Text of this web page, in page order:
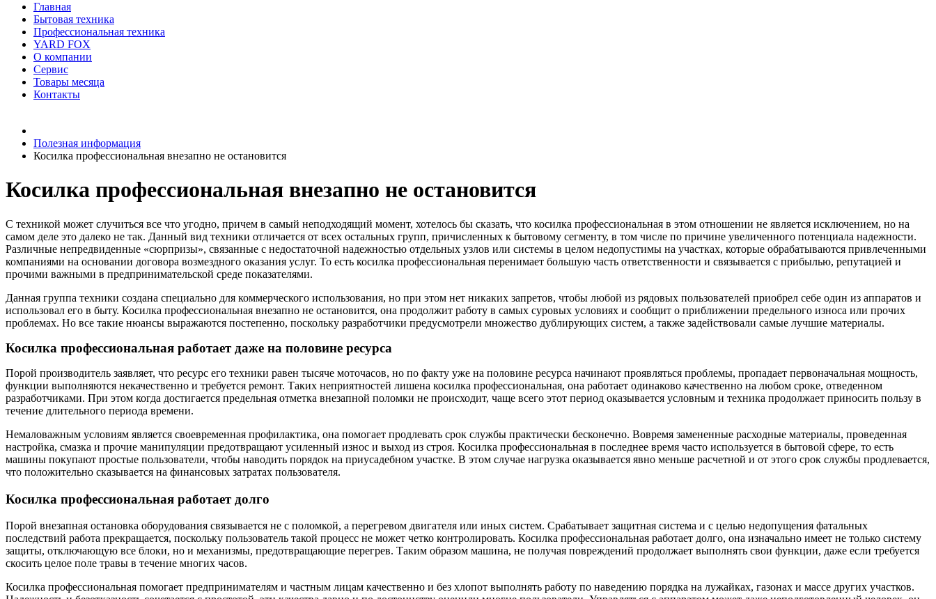
Главная
Бытовая техника
Профессиональная техника
YARD FOX
О компании
Сервис
Товары месяца
Контакты
Полезная информация
Косилка профессиональная внезапно не остановится
Косилка профессиональная внезапно не остановится
С техникой может случиться все что угодно, причем в самый неподходящий момент, хотелось бы сказать, что косилка профессиональная в этом отношении не является исключением, но на
самом деле это далеко не так. Данный вид техники отличается от всех остальных групп, причисленных к бытовому сегменту, в том числе по причине увеличенного потенциала надежности.
Различные непредвиденные «сюрпризы», связанные с недостаточной надежностью отдельных узлов или системы в целом недопустимы на участках, которые обрабатываются привлеченными
компаниями на основании договора возмездного оказания услуг. То есть косилка профессиональная перенимает большую часть ответственности и связывается с прибылью, репутацией и
прочими важными в предпринимательской среде показателями.
Данная группа техники создана специально для коммерческого использования, но при этом нет никаких запретов, чтобы любой из рядовых пользователей приобрел себе один из аппаратов и
использовал его в быту. Косилка профессиональная внезапно не остановится, она продолжит работу в самых суровых условиях и сообщит о приближении предельного износа или прочих
проблемах. Но все такие нюансы выражаются постепенно, поскольку разработчики предусмотрели множество дублирующих систем, а также задействовали самые лучшие материалы.
Косилка профессиональная работает даже на половине ресурса
Порой производитель заявляет, что ресурс его техники равен тысяче моточасов, но по факту уже на половине ресурса начинают проявляться проблемы, пропадает первоначальная мощность,
функции выполняются некачественно и требуется ремонт. Таких неприятностей лишена косилка профессиональная, она работает одинаково качественно на любом сроке, отведенном
разработчиками. При этом когда достигается предельная отметка внезапной поломки не происходит, чаще всего этот период оказывается условным и техника продолжает приносить пользу в
течение длительного периода времени.
Немаловажным условиям является своевременная профилактика, она помогает продлевать срок службы практически бесконечно. Вовремя замененные расходные материалы, проведенная
настройка, смазка и прочие манипуляции предотвращают усиленный износ и выход из строя. Косилка профессиональная в последнее время часто используется в бытовой сфере, то есть
машины покупают простые пользователи, чтобы наводить порядок на приусадебном участке. В этом случае нагрузка оказывается явно меньше расчетной и от этого срок службы продлевается,
что положительно сказывается на финансовых затратах пользователя.
Косилка профессиональная работает долго
Порой внезапная остановка оборудования связывается не с поломкой, а перегревом двигателя или иных систем. Срабатывает защитная система и с целью недопущения фатальных
последствий работа прекращается, поскольку пользователь такой процесс не может четко контролировать. Косилка профессиональная работает долго, она изначально имеет не только систему
защиты, отключающую все блоки, но и механизмы, предотвращающие перегрев. Таким образом машина, не получая повреждений продолжает выполнять свои функции, даже если требуется
скосить целое поле травы в течение многих часов.
Косилка профессиональная помогает предпринимателям и частным лицам качественно и без хлопот выполнять работу по наведению порядка на лужайках, газонах и массе других участков.